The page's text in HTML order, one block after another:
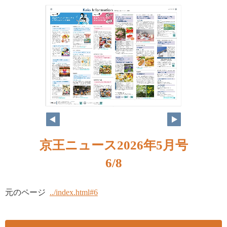
京王ニュース2026年5月号
6/8
元のページ ../index.html#6